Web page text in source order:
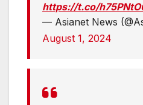
https://t.co/
— Asianet News
August 1, 2024